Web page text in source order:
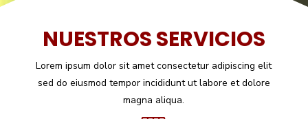
NUESTROS SERVICIOS
Lorem ipsum dolor sit amet consectetur adipiscing elit
sed do eiusmod tempor incididunt ut labore et dolore
magna aliqua.